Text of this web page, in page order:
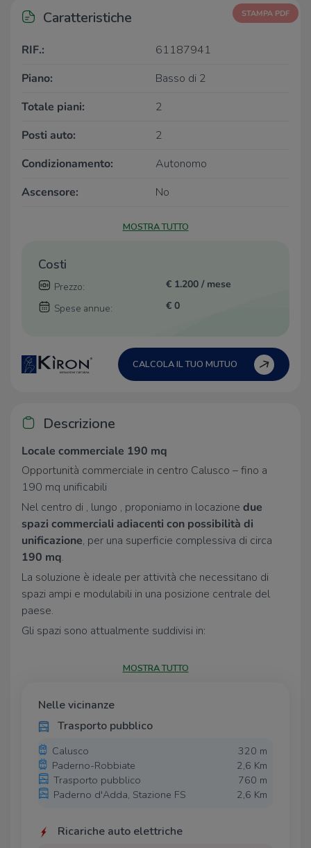
Caratteristiche STAMPA PDF
RIF.:
61187941
Piano:
Basso di 2
Totale piani:
2
Posti auto:
2
Condizionamento:
Autonomo
Ascensore:
No
MOSTRA TUTTO
Costi
Prezzo:
€ 1.200 / mese
Spese annue:
€ 0
CALCOLA IL TUO MUTUO
Descrizione
Locale commerciale 190 mq
Opportunità commerciale in centro Calusco – fino a
190 mq unificabili
Nel centro di , lungo , proponiamo in locazione due
spazi commerciali adiacenti con possibilità di
unificazione, per una superficie complessiva di circa
190 mq.
La soluzione è ideale per attività che necessitano di
spazi ampi e modulabili in una posizione centrale del
paese.
Gli spazi sono attualmente suddivisi in:
•open space commerciale
•disimpegno
•bagno
Secondo locale – circa 130 mq
•grande open space di circa 90 mq
•due locali separati
•bagno
MOSTRA TUTTO
Nelle vicinanze
Trasporto pubblico
Calusco
320 m
Paderno-Robbiate
2,6 Km
Trasporto pubblico
760 m
Paderno d'Adda, Stazione FS
2,6 Km
Ricariche auto elettriche